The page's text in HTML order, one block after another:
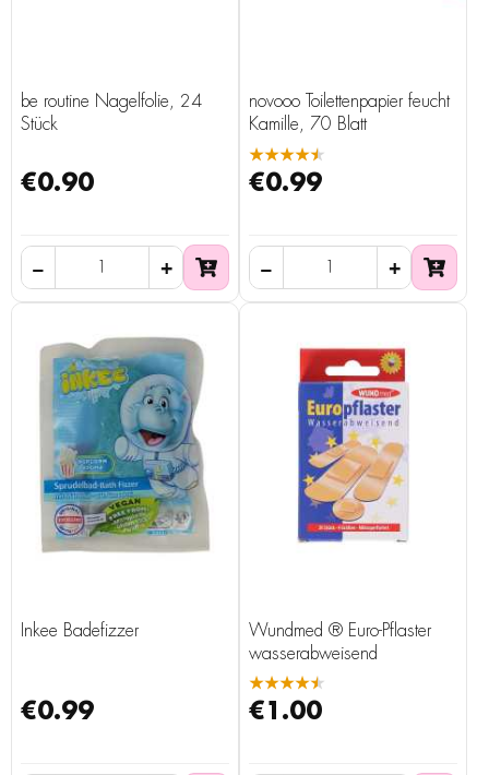
be routine Nagelfolie, 24
Stück
€0.90
novooo Toilettenpapier feucht
Kamille, 70 Blatt
★★★★★
€0.99
Inkee Badefizzer
€0.99
Wundmed ® Euro-Pflaster
wasserabweisend
★★★★★
€1.00